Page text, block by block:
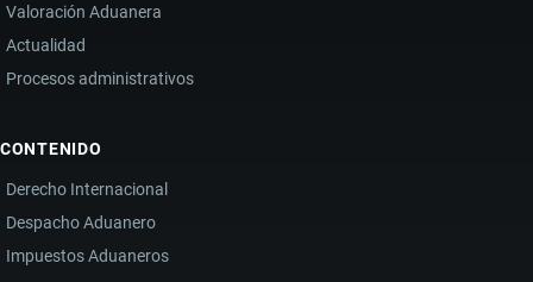
Valoración Aduanera
Actualidad
Procesos administrativos
CONTENIDO
Derecho Internacional
Despacho Aduanero
Impuestos Aduaneros